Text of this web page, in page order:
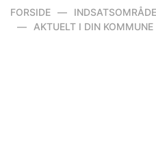
FORSIDE
AKTUELT I DIN KOMMUNE